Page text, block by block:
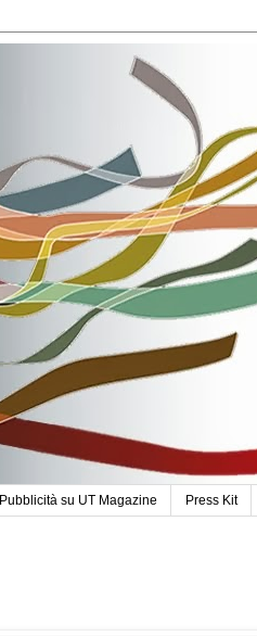
Pubblicità su UT Magazine Press Kit